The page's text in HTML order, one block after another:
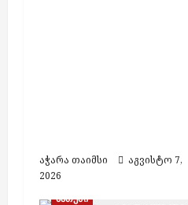
აჭარა თაიმსი
აგვისტო 7,
2026
ბათუმი